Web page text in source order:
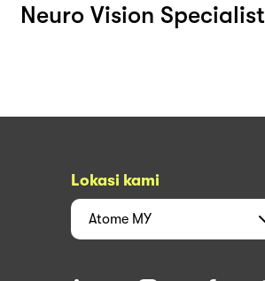
Neuro Vision Specialist
Lokasi kami
Atome MY